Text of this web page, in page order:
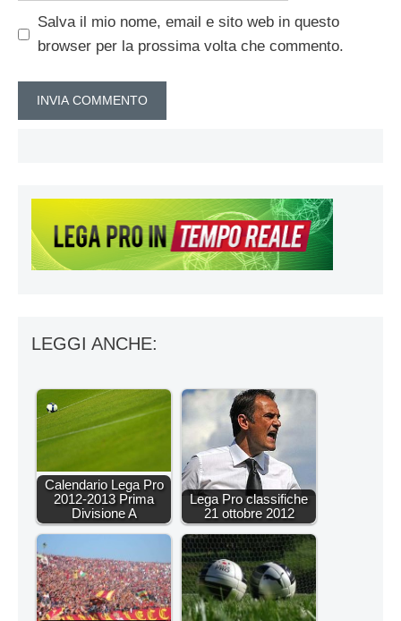
Salva il mio nome, email e sito web in questo
browser per la prossima volta che commento.
LEGGI ANCHE:
Calendario Lega Pro
2012-2013 Prima
Divisione A
Lega Pro classifiche
21 ottobre 2012